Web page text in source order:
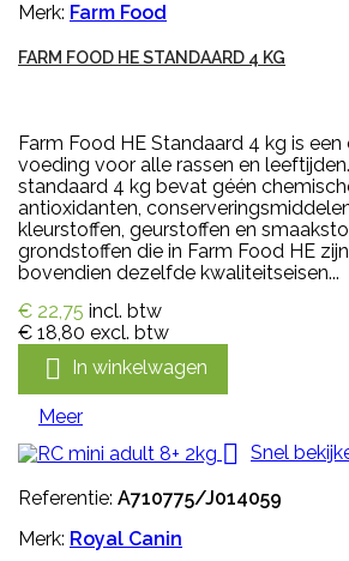
Merk: Farm Food
FARM FOOD HE STANDAARD 4 KG
Farm Food HE Standaard 4 kg is
voeding voor alle rassen en
standaard 4 kg bevat géén
antioxidanten,
kleurstoffen, geurstoffen en
grondstoffen die in Farm Food HE
bovendien dezelfde kwaliteitseisen...
€ 22,75 incl. btw
€ 18,80 excl. btw
 In winkelwagen
Meer
 Snel
Referentie: A710775/J014059
Merk: Royal Canin